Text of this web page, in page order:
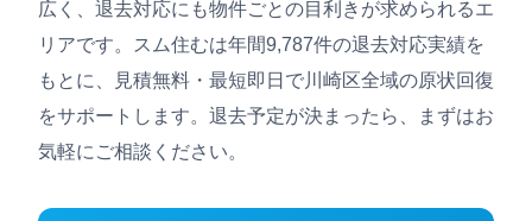
広く、退去対応にも物件ごとの目利きが求められるエ
リアです。スム住むは年間9,787件の退去対応実績を
もとに、見積無料・最短即日で川崎区全域の原状回復
をサポートします。退去予定が決まったら、まずはお
気軽にご相談ください。